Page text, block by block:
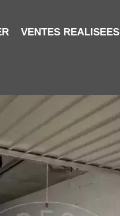
VENTES REALISEES